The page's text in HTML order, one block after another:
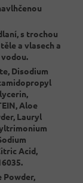
s trochou
a vlasech a
Disodium
Aloe
Lauryl
Acid,
Powder,